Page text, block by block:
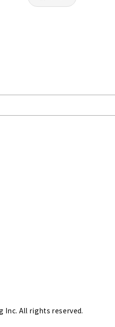
All rights reserved.